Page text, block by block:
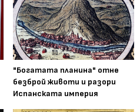
"Богатата планина" отне
безброй животи и разори
Испанската империя